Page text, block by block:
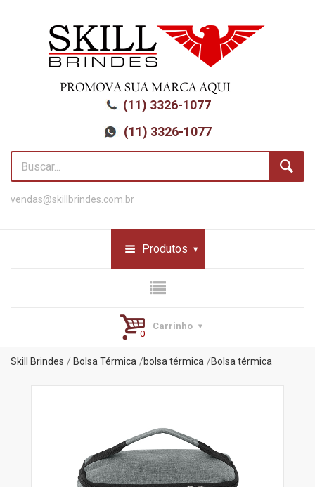
(11) 3326-1077
(11) 3326-1077
vendas@skillbrindes.com.br
Produtos
Carrinho
Skill Brindes Bolsa Térmica bolsa térmica Bolsa térmica